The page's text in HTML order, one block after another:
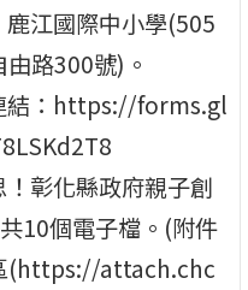
江國際中小學(505
路300號)。
結：https://forms.gl
彰化縣政府親子創
10個電子檔。(附件
(https://attach.chc